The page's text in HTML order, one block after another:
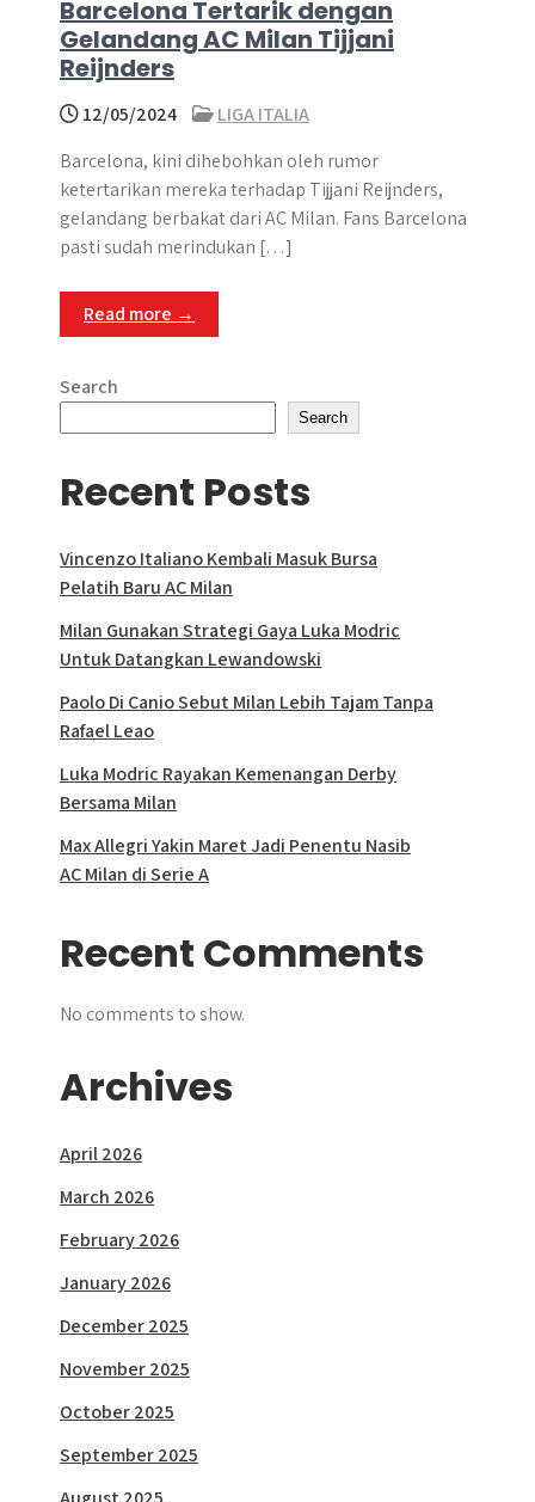
Barcelona Tertarik dengan
Gelandang AC Milan Tijjani
Reijnders
12/05/2024
LIGA ITALIA
Barcelona, kini dihebohkan oleh rumor
ketertarikan mereka terhadap Tijjani Reijnders,
gelandang berbakat dari AC Milan. Fans Barcelona
pasti sudah merindukan […]
Read more →
Search
Search
Recent Posts
Vincenzo Italiano Kembali Masuk Bursa
Pelatih Baru AC Milan
Milan Gunakan Strategi Gaya Luka Modric
Untuk Datangkan Lewandowski
Paolo Di Canio Sebut Milan Lebih Tajam Tanpa
Rafael Leao
Luka Modric Rayakan Kemenangan Derby
Bersama Milan
Max Allegri Yakin Maret Jadi Penentu Nasib
AC Milan di Serie A
Recent Comments
No comments to show.
Archives
April 2026
March 2026
February 2026
January 2026
December 2025
November 2025
October 2025
September 2025